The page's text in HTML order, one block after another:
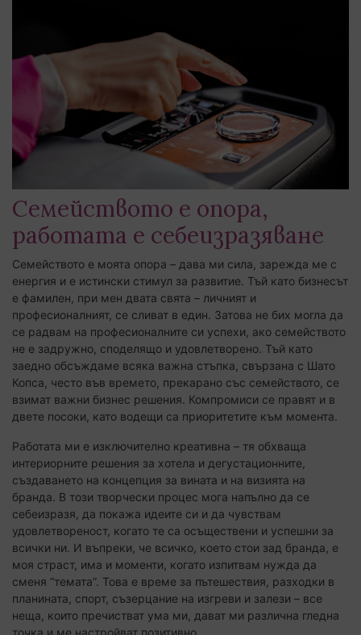
Семейството е опора,
работата е себеизразяване
Семейството е моята опора – дава ми сила, зарежда ме с
енергия и е истински стимул за развитие. Тъй като бизнесът
е фамилен, при мен двата свята – личният и
професионалният, се сливат в един. Затова не бих могла да
се радвам на професионалните си успехи, ако семейството
не е задружно, споделящо и удовлетворено. Тъй като
заедно обсъждаме всяка важна стъпка, свързана с Шато
Копса, често във времето, прекарано със семейството, се
взимат важни бизнес решения. Компромиси се правят и в
двете посоки, като водещи са приоритетите към момента.
Работата ми е изключително креативна – тя обхваща
интериорните решения за хотела и дегустационните,
създаването на концепция за вината и на визията на
бранда. В този творчески процес мога напълно да се
себеизразя, да покажа идеите си и да чувствам
удовлетвореност, когато те са осъществени и успешни за
всички ни. И въпреки, че всичко, което стои зад бранда, е
моя страст, има и моменти, когато изпитвам нужда да
сменя “темата”. Това е време за пътешествия, разходки в
планината, спорт, съзерцание на изгреви и залези – все
неща, които пречистват ума ми, дават ми различна гледна
точка и ме настройват позитивно.